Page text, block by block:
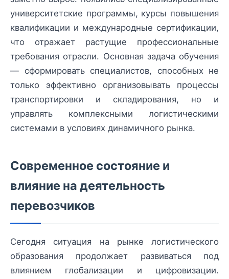
университетские программы, курсы повышения
квалификации и международные сертификации,
что отражает растущие профессиональные
требования отрасли. Основная задача обучения
— сформировать специалистов, способных не
только эффективно организовывать процессы
транспортировки и складирования, но и
управлять комплексными логистическими
системами в условиях динамичного рынка.
Современное состояние и
влияние на деятельность
перевозчиков
Сегодня ситуация на рынке логистического
образования продолжает развиваться под
влиянием глобализации и цифровизации.